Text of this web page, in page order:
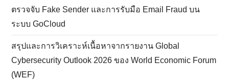
ตรวจจับ Fake Sender และการรับมือ Email Fraud บน
ระบบ GoCloud
สรุปและการวิเคราะห์เนื้อหาจากรายงาน Global
Cybersecurity Outlook 2026 ของ World Economic Forum
(WEF)